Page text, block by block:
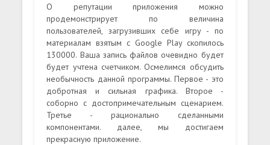
О репутации приложения можно
продемонстрирует по величина
пользователей, загрузивших себе игру - по
материалам взятым с Google Play скопилось
130000. Ваша запись файлов очевидно будет
будет учтена счетчиком. Осмелимся обсудить
необычность данной программы. Первое - это
добротная и сильная графика. Второе -
соборно с достопримечательным сценарием.
Третье - рационально сделанными
компонентами. далее, мы достигаем
прекрасную приложение.